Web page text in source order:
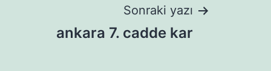
Sonraki yazı
ankara 7. cadde kar